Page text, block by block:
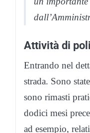
Attività di
Entrando nel
strada. Sono
sono rimasti
dodici mesi
ad esempio,